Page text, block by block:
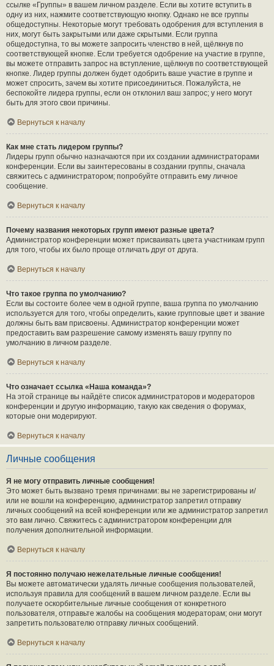
ссылке «Группы» в вашем личном разделе. Если вы хотите вступить в
одну из них, нажмите соответствующую кнопку. Однако не все группы
общедоступны. Некоторые могут требовать одобрения для вступления в
них, могут быть закрытыми или даже скрытыми. Если группа
общедоступна, то вы можете запросить членство в ней, щёлкнув по
соответствующей кнопке. Если требуется одобрение на участие в группе,
вы можете отправить запрос на вступление, щёлкнув по соответствующей
кнопке. Лидер группы должен будет одобрить ваше участие в группе и
может спросить, зачем вы хотите присоединиться. Пожалуйста, не
беспокойте лидера группы, если он отклонил ваш запрос; у него могут
быть для этого свои причины.
Вернуться к началу
Как мне стать лидером группы?
Лидеры групп обычно назначаются при их создании администраторами
конференции. Если вы заинтересованы в создании группы, сначала
свяжитесь с администратором; попробуйте отправить ему личное
сообщение.
Вернуться к началу
Почему названия некоторых групп имеют разные цвета?
Администратор конференции может присваивать цвета участникам групп
для того, чтобы их было проще отличать друг от друга.
Вернуться к началу
Что такое группа по умолчанию?
Если вы состоите более чем в одной группе, ваша группа по умолчанию
используется для того, чтобы определить, какие групповые цвет и звание
должны быть вам присвоены. Администратор конференции может
предоставить вам разрешение самому изменять вашу группу по
умолчанию в личном разделе.
Вернуться к началу
Что означает ссылка «Наша команда»?
На этой странице вы найдёте список администраторов и модераторов
конференции и другую информацию, такую как сведения о форумах,
которые они модерируют.
Вернуться к началу
Личные сообщения
Я не могу отправить личные сообщения!
Это может быть вызвано тремя причинами: вы не зарегистрированы и/
или не вошли на конференцию, администратор запретил отправку
личных сообщений на всей конференции или же администратор запретил
это вам лично. Свяжитесь с администратором конференции для
получения дополнительной информации.
Вернуться к началу
Я постоянно получаю нежелательные личные сообщения!
Вы можете автоматически удалять личные сообщения пользователей,
используя правила для сообщений в вашем личном разделе. Если вы
получаете оскорбительные личные сообщения от конкретного
пользователя, отправьте жалобы на сообщения модераторам; они могут
запретить пользователю отправку личных сообщений.
Вернуться к началу